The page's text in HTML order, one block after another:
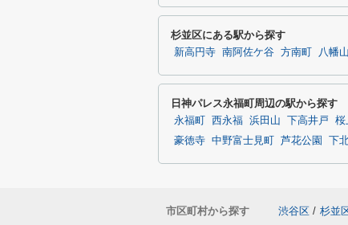
杉並区にある駅から探す
新高円寺 南阿佐ケ谷 方南町 八幡山
日神パレス永福町周辺の駅から探す
永福町 西永福 浜田山 下高井戸 桜
豪徳寺 中野富士見町 芦花公園 下
市区町村から探す 渋谷区 / 杉並